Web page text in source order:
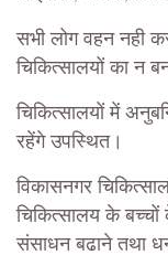
सभी लोग वहन नही
चिकित्सालयों का न
चिकित्सालयों में
रहेंगे उपस्थित।
विकासनगर
चिकित्सालय के
संसाधन बढाने तथा